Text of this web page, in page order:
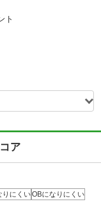
ト
ア
りにくいOBになりにくい